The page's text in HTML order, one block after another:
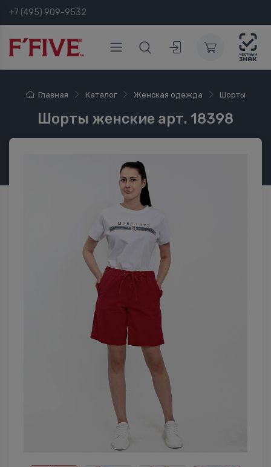
+7 (495) 909-9532
Главная Каталог Женская одежда Шорты
Шорты женские арт. 18398